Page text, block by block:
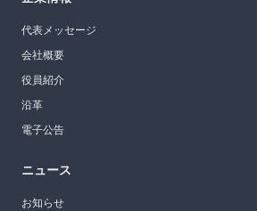
代表メッセージ
会社概要
役員紹介
沿革
電子公告
ニュース
お知らせ